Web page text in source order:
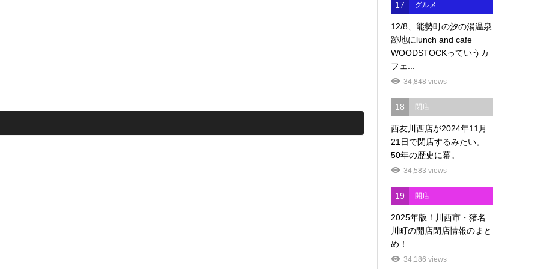
17 グルメ
12/8、能勢町の汐の湯温泉
跡地にlunch and cafe
WOODSTOCKっていうカ
フェ...
34,848 views
18 閉店
西友川西店が2024年11月
21日で閉店するみたい。
50年の歴史に幕。
34,583 views
19 開店
2025年版！川西市・猪名
川町の開店閉店情報のまと
め！
34,186 views